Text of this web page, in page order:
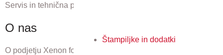
Štampiljke in dodatki
Servis in tehnična podpora
O nas
O podjetju Xenon forte